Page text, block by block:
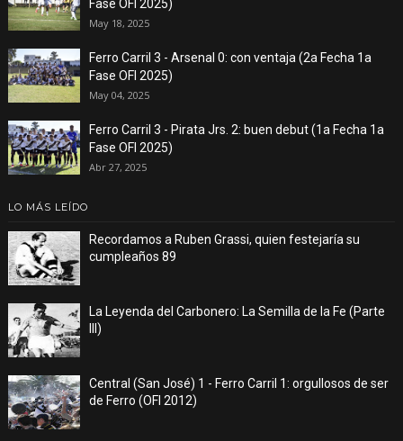
Fase OFI 2025)
May 18, 2025
Ferro Carril 3 - Arsenal 0: con ventaja (2a Fecha 1a
Fase OFI 2025)
May 04, 2025
Ferro Carril 3 - Pirata Jrs. 2: buen debut (1a Fecha 1a
Fase OFI 2025)
Abr 27, 2025
LO MÁS LEÍDO
Recordamos a Ruben Grassi, quien festejaría su
cumpleaños 89
La Leyenda del Carbonero: La Semilla de la Fe (Parte
III)
Central (San José) 1 - Ferro Carril 1: orgullosos de ser
de Ferro (OFI 2012)